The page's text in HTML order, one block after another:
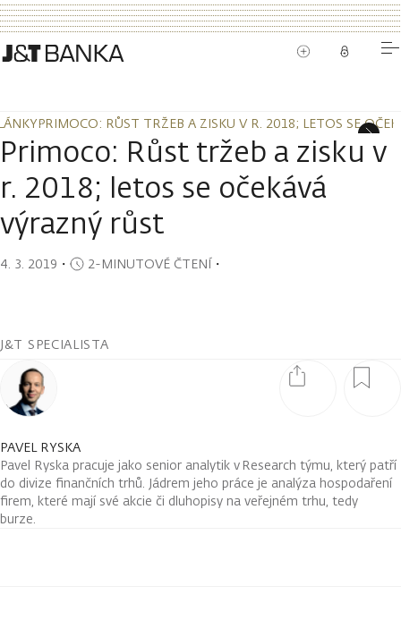
PRIMOCO: RŮST TRŽEB A ZISKU V R. 2018; LETOS SE
PRIMOCO: RŮST TRŽEB A ZISKU V R. 2018; LETOS SE
Primoco: Růst tržeb a zisku v
r. 2018; letos se očekává
výrazný růst
4. 3. 2019 ・ 2-MINUTOVÉ ČTENÍ・
J&T SPECIALISTA
PAVEL RYSKA
Pavel Ryska pracuje jako senior analytik v Research týmu, který patří
do divize finančních trhů. Jádrem jeho práce je analýza hospodaření
firem, které mají své akcie či dluhopisy na veřejném trhu, tedy
burze.